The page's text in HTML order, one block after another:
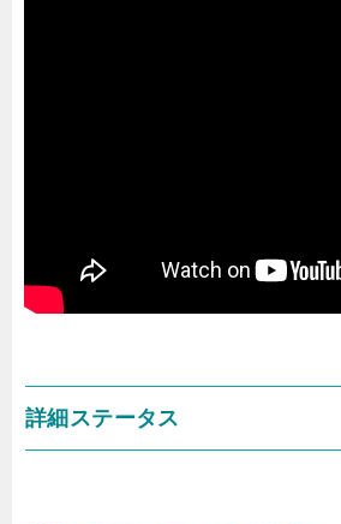
詳細ステータス